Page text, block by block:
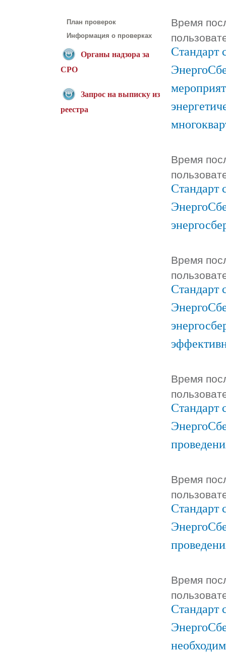
План проверок
Информация о проверках
Органы надзора за
СРО
Запрос на выписку из
реестра
Время
Стандарт
Время
Стандарт
Время
Стандарт
Время
Стандарт
Время
Стандарт
Время
Стандарт